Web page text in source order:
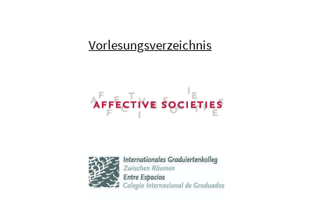
Vorlesungsverzeichnis